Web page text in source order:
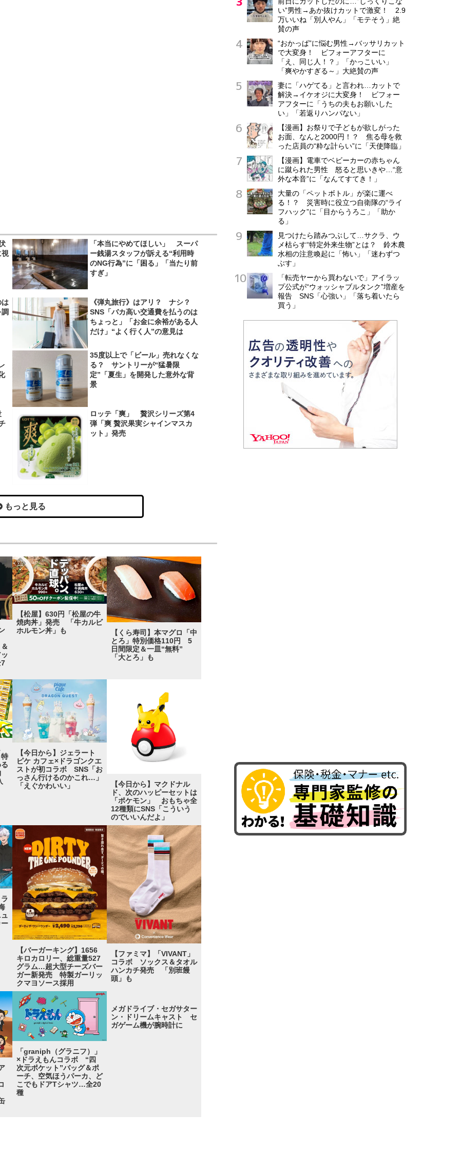
神奈川県 横浜市
正社員
月給22万円～26万円
視
「本当にやめてほしい」 スーパ
ー銭湯スタッフが訴える“利用時
のNG行為”に「困る」「当たり前
すぎ」
は
《弾丸旅行》はアリ？ ナシ？
SNS「バカ高い交通費を払うのは
ちょっと」「お金に余裕がある人
だけ」“よく行く人”の意見は
35度以上で「ビール」売れなくな
る？ サントリーが“猛暑限
定”「夏生」を開発した意外な背
景
ロッテ「爽」 贅沢シリーズ第4
弾「爽 贅沢果実シャインマスカ
ット」発売
もっと見る
【松屋】630円「松屋の牛
焼肉丼」発売 「牛カルビ
ホルモン丼」も
【くら寿司】本マグロ「中
とろ」特別価格110円 5
日間限定＆一皿“無料”
「大とろ」も
【今日から】ジェラート
ピケ カフェ×ドラゴンクエ
ストが初コラボ SNS「お
っさん行けるのかこれ…」
「えぐかわいい」
【今日から】マクドナル
ド、次のハッピーセットは
「ポケモン」 おもちゃ全
12種類にSNS「こういう
のでいいんだよ」
【バーガーキング】1656
キロカロリー、総重量527
グラム…超大型チーズバー
ガー新発売 特製ガーリッ
クマヨソース採用
【ファミマ】「VIVANT」
コラボ ソックス＆タオル
ハンカチ発売 「別班饅
頭」も
「graniph（グラニフ）」
×ドラえもんコラボ “四
次元ポケット”バッグ＆ポ
ーチ、空気ほうパーカ、ど
こでもドアTシャツ…全20
種
メガドライブ・セガサター
ン・ドリームキャスト セ
ガゲーム機が腕時計に
い”男性→あか抜けカットで激変！ 2.9
万いいね「別人やん」「モテそう」絶
賛の声
“おかっぱ”に悩む男性→バッサリカット
で大変身！ ビフォーアフターに
「え、同じ人！？」「かっこいい」
「爽やかすぎる～」大絶賛の声
妻に「ハゲてる」と言われ…カットで
解決→イケオジに大変身！ ビフォー
アフターに「うちの夫もお願いした
い」「若返りハンパない」
【漫画】お祭りで子どもが欲しがった
お面、なんと2000円！？ 焦る母を救
った店員の“粋な計らい”に「天使降臨」
【漫画】電車でベビーカーの赤ちゃん
に蹴られた男性 怒ると思いきや…“意
外な本音”に「なんてすてき！」
大量の「ペットボトル」が楽に運べ
る！？ 災害時に役立つ自衛隊の“ライ
フハック”に「目からうろこ」「助か
る」
見つけたら踏みつぶして…サクラ、ウ
メ枯らす“特定外来生物”とは？ 鈴木農
水相の注意喚起に「怖い」「迷わずつ
ぶす」
「転売ヤーから買わないで」アイラッ
プ公式が“ウォッシャブルタンク”増産を
報告 SNS「心強い」「落ち着いたら
買う」